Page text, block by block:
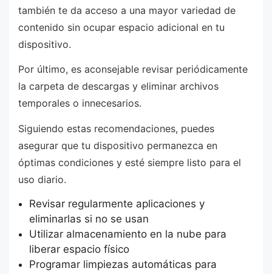
también te da acceso a una mayor variedad de
contenido sin ocupar espacio adicional en tu
dispositivo.
Por último, es aconsejable revisar periódicamente
la carpeta de descargas y eliminar archivos
temporales o innecesarios.
Siguiendo estas recomendaciones, puedes
asegurar que tu dispositivo permanezca en
óptimas condiciones y esté siempre listo para el
uso diario.
Revisar regularmente aplicaciones y
eliminarlas si no se usan
Utilizar almacenamiento en la nube para
liberar espacio físico
Programar limpiezas automáticas para